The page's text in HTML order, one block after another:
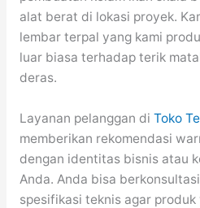
alat berat di lokasi proyek.
lembar terpal yang kami
luar biasa terhadap terik
deras.
Layanan pelanggan di Toko
memberikan rekomendasi
dengan identitas bisnis atau
Anda. Anda bisa
spesifikasi teknis agar